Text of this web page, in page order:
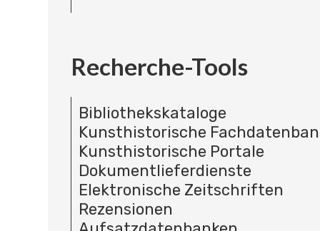
Recherche-Tools
Bibliothekskataloge
Kunsthistorische
Kunsthistorische Portale
Dokumentlieferdienste
Elektronische Zeitschriften
Rezensionen